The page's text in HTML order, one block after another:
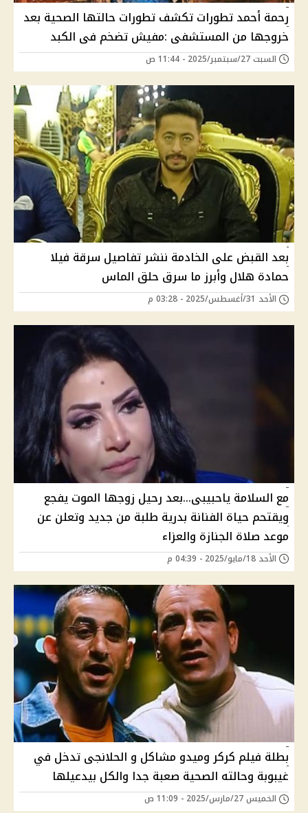
رحمة أحمد تطورات تكشف تطورات حالتها الصحية بعد
خروجها من المستشفى :مفيش تضخم فى الكبد
السبت 27/سبتمبر/2025 - 11:44 ص
بعد القبض على الخادمة ننشر تفاصيل سرقة فيلا
حمادة هلال وأبرز ما سرق حلق الماس
الأحد 31/أغسطس/2025 - 03:28 م
مع السلامة ياحبيبى...بعد رحيل زوجها الموت يفجع
ويقتحم حياة الفنانة بدرية طلبة من جديد وتعلن عن
موعد صلاة الجنازة والعزاء
الأحد 18/مايو/2025 - 04:39 م
بطلة فيلم كركر وميدو مشاكل و الحلانجى تدخل في
غيبوبة وحالته الصحية صعبة جدا والكل بيدعيلها
الخميس 27/مارس/2025 - 11:09 ص